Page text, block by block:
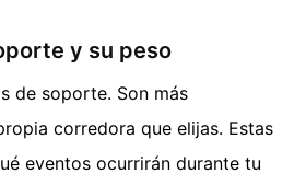
y su peso
de soporte. Son más
corredora que elijas. Estas
eventos ocurrirán durante tu